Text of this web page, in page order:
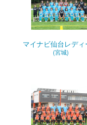
マイナビ仙台レディ
(宮城)